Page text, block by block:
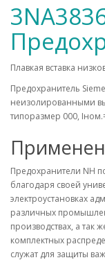
Плавкая вставка
Предохранитель
неизолированными
типоразмер 000,
Предохранители NH
благодаря своей
электроустановках
различных
производствах, а так
комплектных
служат для защиты